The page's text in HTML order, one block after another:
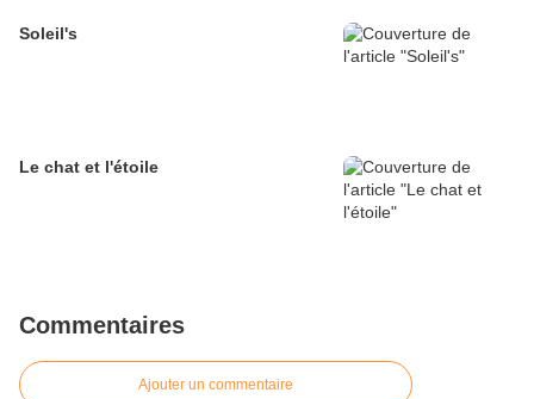
Soleil's
Le chat et l'étoile
Commentaires
Ajouter un commentaire